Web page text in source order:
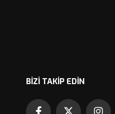
BIZI TAKIP EDIN